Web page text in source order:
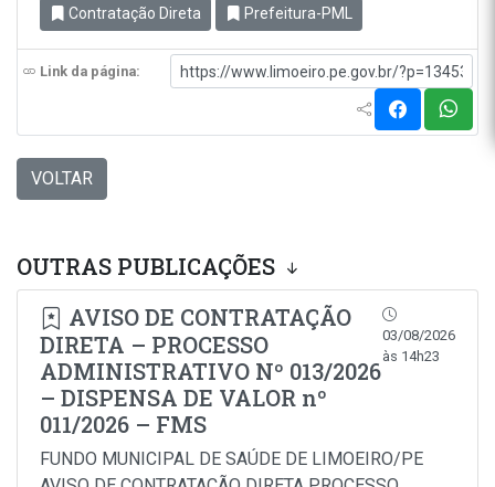
Contratação Direta Prefeitura-PML
Link da página:
VOLTAR
OUTRAS PUBLICAÇÕES
AVISO DE CONTRATAÇÃO
DIRETA – PROCESSO
ADMINISTRATIVO Nº 013/2026
– DISPENSA DE VALOR nº
011/2026 – FMS
03/08/2026
às 14h23
FUNDO MUNICIPAL DE SAÚDE DE LIMOEIRO/PE